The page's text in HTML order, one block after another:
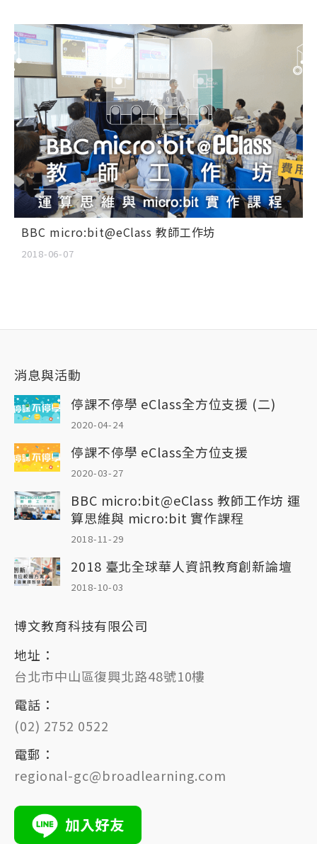
BBC micro:bit@eClass 教師工作坊
2018-06-07
消息與活動
停課不停學 eClass全方位支援 (二)
2020-04-24
停課不停學 eClass全方位支援
2020-03-27
BBC micro:bit@eClass 教師工作坊 運
算思維與 micro:bit 實作課程
2018-11-29
2018 臺北全球華人資訊教育創新論壇
2018-10-03
博文教育科技有限公司
地址：
台北市中山區復興北路48號10樓
電話：
(02) 2752 0522
電郵：
regional-gc@broadlearning.com